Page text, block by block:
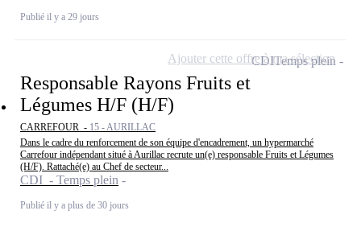
Publié il y a 29 jours
Responsable Rayons Fruits et
Légumes H/F (H/F)
CARREFOUR - 15 - AURILLAC
Dans le cadre du renforcement de son équipe d'encadrement, un hypermarché
Carrefour indépendant situé à Aurillac recrute un(e) responsable Fruits et Légumes
(H/F). Rattaché(e) au Chef de secteur...
CDI - Temps plein
Publié il y a plus de 30 jours
CDITemps plein
Ajouter cette offre à ma sélection